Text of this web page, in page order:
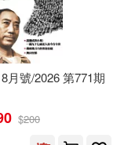
8月號/2026 第771期
$200